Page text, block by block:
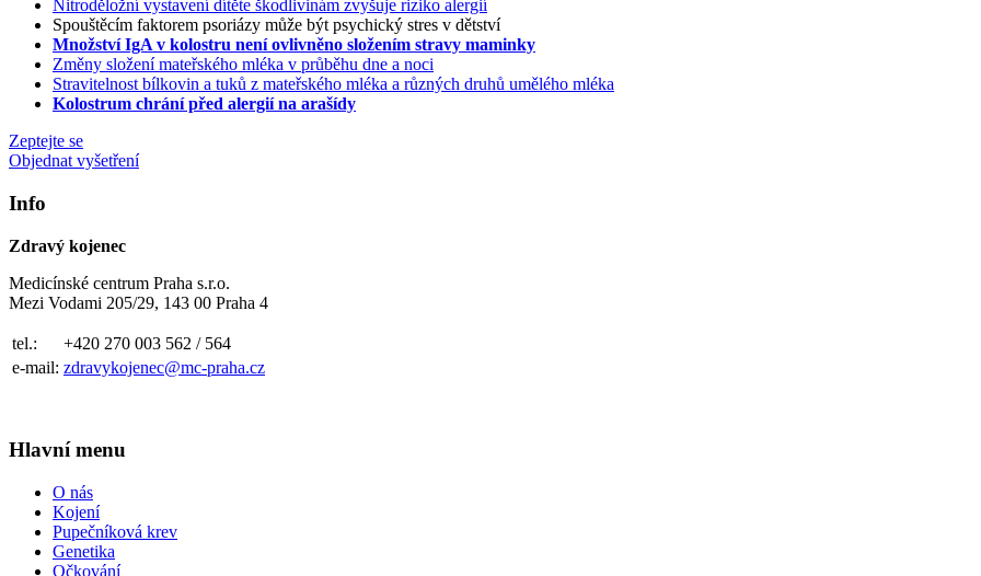
Nitroděložní vystavení dítěte škodlivinám zvyšuje riziko alergií
Spouštěcím faktorem psoriázy může být psychický stres v dětství
Množství IgA v kolostru není ovlivněno složením stravy maminky
Změny složení mateřského mléka v průběhu dne a noci
Stravitelnost bílkovin a tuků z mateřského mléka a různých druhů umělého mléka
Kolostrum chrání před alergií na arašídy
Zeptejte se
Objednat vyšetření
Info
Zdravý kojenec
Medicínské centrum Praha s.r.o.
Mezi Vodami 205/29, 143 00 Praha 4
tel.:
+420 270 003 562 / 564
e-mail: zdravykojenec@mc-praha.cz
Hlavní menu
O nás
Kojení
Pupečníková krev
Genetika
Očkování